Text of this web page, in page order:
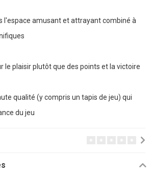
l'espace amusant et attrayant combiné à
le plaisir plutôt que des points et la victoire
qualité (y compris un tapis de jeu) qui
du jeu